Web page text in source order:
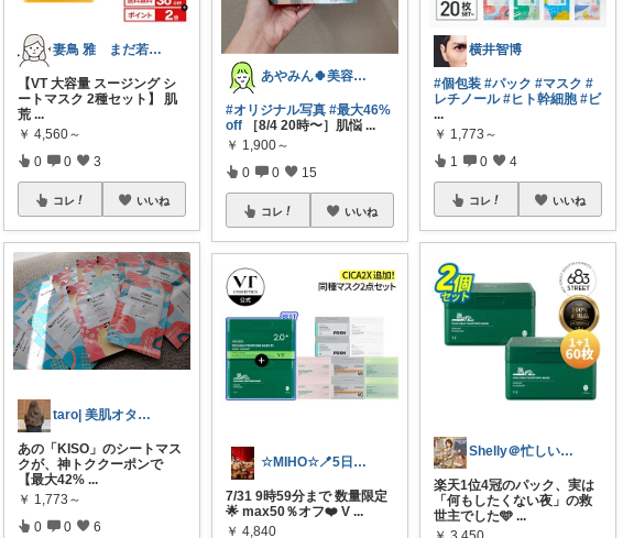
妻鳥 雅 まだ若見えしたい30代
【VT 大容量 スージング シ
ートマスク 2種セット】 肌
荒 ...
￥ 4,560～
0 0 3
コレ いいね
taro| 美肌オタクの愛用品
あの「KISO」のシートマス
クが、神トククーポンで
【最大42% ...
￥ 1,773～
0 0 6
あやみん🍀美容×健康×子ども
#オリジナル写真 #最大46%
off ［8/4 20時〜］肌悩 ...
￥ 1,900～
0 0 15
コレ いいね
☆MIHO☆🪥5日感謝🍀
7/31 9時59分まで 数量限定
🌟 max50％オフ❤️ V ...
￥ 4,840
横井智博
#個包装 #パック #マスク #
レチノール #ヒト幹細胞 #ビ
...
￥ 1,773～
1 0 4
コレ いいね
Shelly＠忙しいママの時短美容＆爆速
楽天1位4冠のパック、実は
「何もしたくない夜」の救
世主でした🩵 ...